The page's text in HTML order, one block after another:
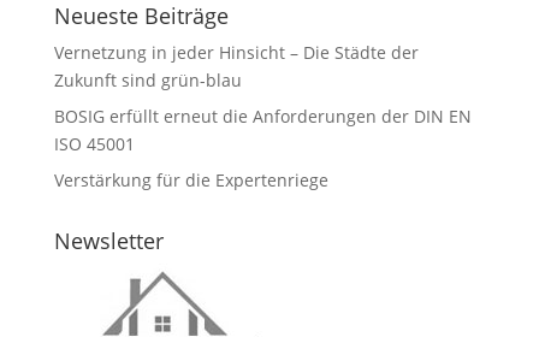
Neueste Beiträge
Vernetzung in jeder Hinsicht – Die Städte der
Zukunft sind grün-blau
BOSIG erfüllt erneut die Anforderungen der DIN EN
ISO 45001
Verstärkung für die Expertenriege
Newsletter